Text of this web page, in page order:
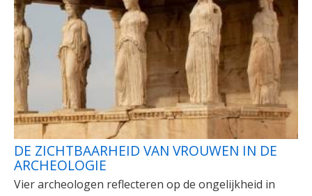
DE ZICHTBAARHEID VAN VROUWEN IN DE
ARCHEOLOGIE
Vier archeologen reflecteren op de ongelijkheid in